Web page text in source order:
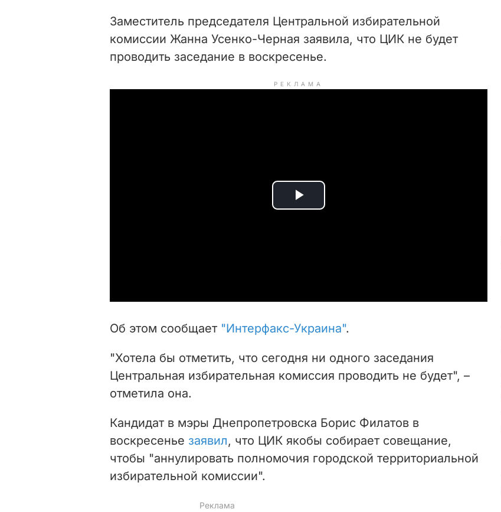
Заместитель председателя Центральной избирательной
комиссии Жанна Усенко-Черная заявила, что ЦИК не будет
проводить заседание в воскресенье.
РЕКЛАМА
P
d
o
Об этом сообщает "Интерфакс-Украина".
"Хотела бы отметить, что сегодня ни одного заседания
Центральная избирательная комиссия проводить не будет", –
отметила она.
Кандидат в мэры Днепропетровска Борис Филатов в
воскресенье заявил, что ЦИК якобы собирает совещание,
чтобы "аннулировать полномочия городской территориальной
избирательной комиссии".